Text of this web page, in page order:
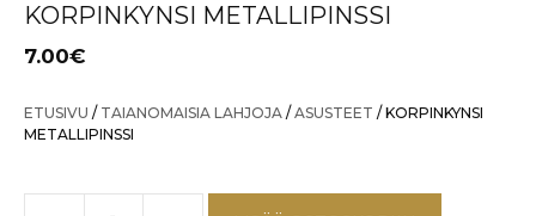
KORPINKYNSI METALLIPINSSI
7.00€
ETUSIVU / TAIANOMAISIA LAHJOJA /ASUSTEET / KORPINKYNSI
METALLIPINSSI